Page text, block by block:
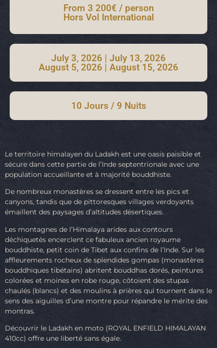
From 3 200€ / person
Hors Vol International
July 3, 2026 | July 13, 2026
August 5, 2026 | August 15, 2026
10 Jours / 9 Nuits
Le territoire himalayen du Ladakh est une oasis paisible et
sécure dans cette partie de l’Inde septentrionale avec une
population accueillante et à majorité bouddhiste.
De nombreux monastères se dressent entre les pics et
canyons, tandis que de pittoresques villages verdoyants
émaillent des paysages d’altitudes désertiques.
Les montagnes de l’Himalaya arides aux contours
déchiquetés encerclent ce fabuleux ancien royaume
bouddhiste, petit coin de Tibet aux confins de l’Inde. Sur les
affleurements rocheux de splendides gompas (monastères
bouddhiques tibétains) abritent bouddhas dorés, peintures
colorées et moines en robe rouge, côtoient des stupas
chaulés (blancs) et des moulins à prières qui tournent dans le
sens des aiguilles d’une montre pour répandre le mérite des
montras.
Découvrir le Ladakh en moto (ROYAL ENFIELD HIMALAYAN
410cc) offre une liberté sans égale.